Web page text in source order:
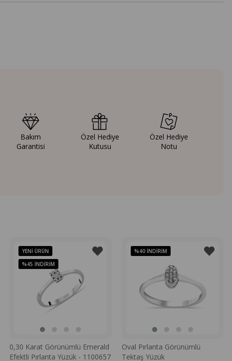
Bakım
Garantisi
Özel Hediye
Kutusu
Özel Hediye
Notu
0,30 Karat Görünümlü Emerald
Efektli Pırlanta Yüzük - 1100657
YENI ÜRÜN
%45 İNDIRIM
Oval Pırlanta Görünümlü
Tektaş Yüzük
%40 İNDIRIM